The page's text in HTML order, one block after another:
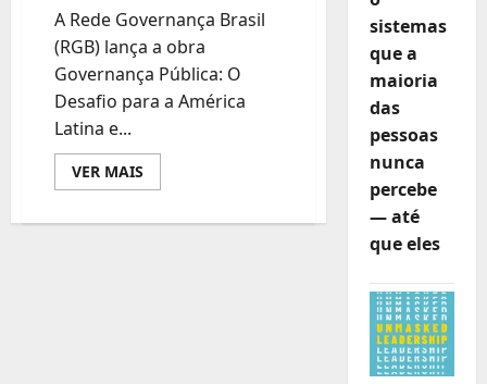
A Rede Governança Brasil
(RGB) lança a obra
Governança Pública: O
Desafio para a América
Latina e...
VER MAIS
mais
sistemas
que a
maioria
das
pessoas
nunca
percebe
— até
que eles